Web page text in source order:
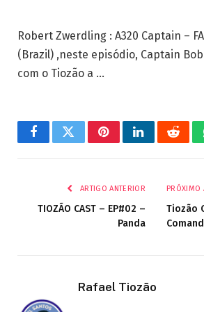
Robert Zwerdling : A320 Captain –
(Brazil) ,neste episódio, Captain
com o Tiozão a …
FacebookTwitterPinterestLinkedIn
ARTIGO ANTERIOR
TIOZÃO CAST – EP#02 –
Panda
PRÓXIMO
Tiozão
Rafael Tiozão